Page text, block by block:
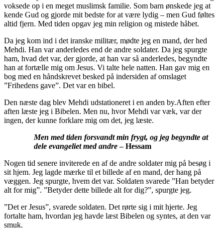
voksede op i en meget muslimsk familie. Som barn ønskede jeg at
kende Gud og gjorde mit bedste for at være lydig – men Gud føltes
altid fjern. Med tiden opgav jeg min religion og mistede håbet.
Da jeg kom ind i det iranske militær, mødte jeg en mand, der hed
Mehdi. Han var anderledes end de andre soldater. Da jeg spurgte
ham, hvad det var, der gjorde, at han var så anderledes, begyndte
han at fortælle mig om Jesus. Vi talte hele natten. Han gav mig en
bog med en håndskrevet besked på indersiden af omslaget
”Frihedens gave”. Det var en bibel.
Den næste dag blev Mehdi udstationeret i en anden by.Aften efter
aften læste jeg i Bibelen. Men nu, hvor Mehdi var væk, var der
ingen, der kunne forklare mig om det, jeg læste.
Men med tiden forsvandt min frygt, og jeg begyndte at
dele evangeliet med andre– Hessam
Nogen tid senere inviterede en af de andre soldater mig på besøg i
sit hjem. Jeg lagde mærke til et billede af en mand, der hang på
væggen. Jeg spurgte, hvem det var. Soldaten svarede ”Han betyder
alt for mig”. ”Betyder dette billede alt for dig?”, spurgte jeg.
”Det er Jesus”, svarede soldaten. Det rørte sig i mit hjerte. Jeg
fortalte ham, hvordan jeg havde læst Bibelen og syntes, at den var
smuk.